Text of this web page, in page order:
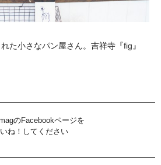
た小さなパン屋さん。吉祥寺『fig』
のFacebookページを
ね！してください